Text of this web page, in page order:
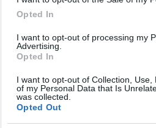
Opted In
I want to opt-out of processing my
Advertising.
Opted In
I want to opt-out of Collection,
of my Personal Data that Is
was collected.
Opted Out